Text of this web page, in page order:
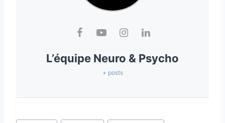
L’équipe Neuro & Psycho
+ posts